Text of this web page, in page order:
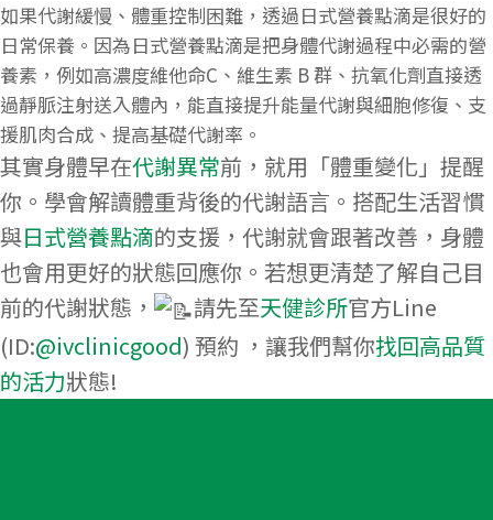
如果代謝緩慢、體重控制困難，透過日式營養點滴是很好的
日常保養。因為日式營養點滴是把身體代謝過程中必需的營
養素，例如高濃度維他命C 、 維生素 B 群、 抗氧化劑直接透
過靜脈注射送入體內，能直接提升能量代謝與細胞修復、支
援肌肉合成、提高基礎代謝率。
其實身體早在代謝異常前，就用「體重變化」提醒
你。學會解讀體重背後的代謝語言。搭配生活習慣
與日式營養點滴的支援，代謝就會跟著改善，身體
也會用更好的狀態回應你。若想更清楚了解自己目
前的代謝狀態，
請先至天健診所官方Line
(ID:@ivclinicgood) 預約 ，讓我們幫你找回高品質
的活力狀態!